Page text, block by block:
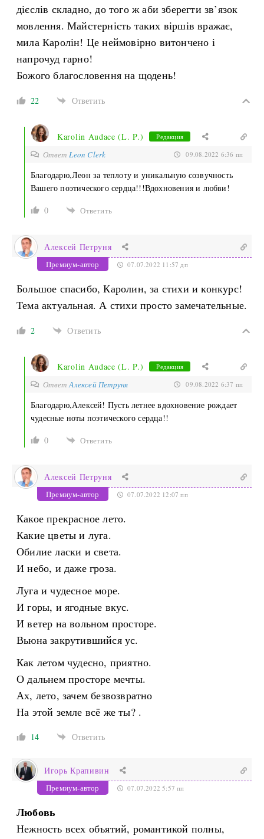
дієслів складно, до того ж аби зберегти зв’язок
мовлення. Майстерність таких віршів вражає,
мила Каролін! Це неймовірно витончено і
напрочуд гарно!
Божого благословення на щодень!
22 Ответить
Karolin Audace (L. P.) Редакция
ОтветLeon Clerk 09.08.2022 6:36 пп
Благодарю,Леон за теплоту и уникальную созвучность
Вашего поэтического сердца!!!Вдохновения и любви!
0
Ответить
Алексей Петруня
Премиум-автор 07.07.2022 11:57 дп
Большое спасибо, Каролин, за стихи и конкурс!
Тема актуальная. А стихи просто замечательные.
2 Ответить
Karolin Audace (L. P.) Редакция
ОтветАлексей Петруня 09.08.2022 6:37 пп
Благодарю,Алексей! Пусть летнее вдохновение рождает
чудесные ноты поэтического сердца!!
0
Ответить
Алексей Петруня
Премиум-автор 07.07.2022 12:07 пп
Какое прекрасное лето.
Какие цветы и луга.
Обилие ласки и света.
И небо, и даже гроза.
Луга и чудесное море.
И горы, и ягодные вкус.
И ветер на вольном просторе.
Вьюна закрутившийся ус.
Как летом чудесно, приятно.
О дальнем просторе мечты.
Ах, лето, зачем безвозвратно
На этой земле всё же ты? .
14 Ответить
Игорь Крапивин
Премиум-автор 07.07.2022 5:57 пп
Любовь
Нежность всех объятий, романтикой полны,